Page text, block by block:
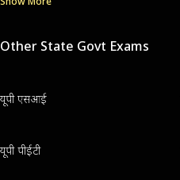
Other State Govt Exams
यूपी एसआई
यूपी पीईटी